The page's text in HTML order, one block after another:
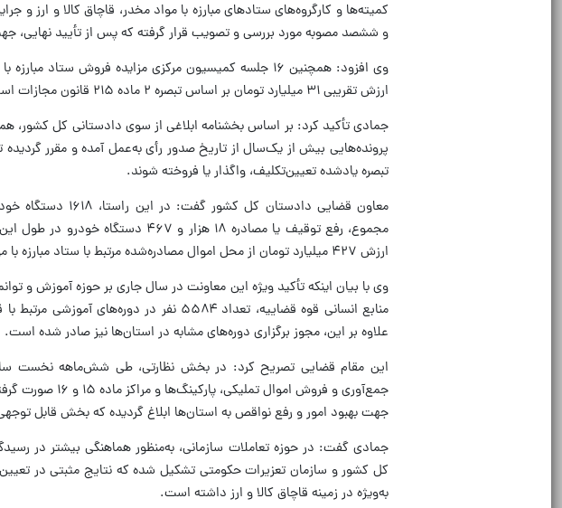
کمیته‌ها و کارگروه‌های ستادهای مبارزه با مواد مخدر، قاچاق کالا و ارز
و ششصد مصوبه مورد بررسی و تصویب قرار گرفته که پس از تأیید نهایی،
ارزش تقریبی ۳۱ میلیارد تومان بر اساس تبصره ۲ ماده ۲۱۵ قانون مجازات اسلامی به فروش رسیده است.
جمادی تأکید کرد: بر اساس بخشنامه ابلاغی از سوی دادستانی کل
پرونده‌هایی بیش از یک‌سال از تاریخ صدور رأی به‌عمل آمده و مقرر
تبصره یادشده تعیین‌تکلیف، واگذار یا فروخته شوند.
معاون قضایی
مجموع، رفع توقیف یا مصادره ۱۸
ارزش ۴۲۷ میلیارد تومان از محل اموال مصادره‌شده مرتبط با ستاد مبارزه با مواد مخدر به فروش رسیده است.
وی با بیان اینکه تأکید ویژه این معاونت در سال جاری بر حوزه آموزش و
منابع انسانی قوه قضاییه، تعداد ۵۵۸۴ نفر
علاوه بر این، مجوز برگزاری دوره‌های مشابه در استان‌ها نیز صادر شده است.
جهت بهبود امور و رفع نواقص به استان‌ها ابلاغ گردیده که بخش قابل
جمادی گفت: در حوزه تعاملات سازمانی، به‌منظور هماهنگی بیشتر در
کل کشور و سازمان تعزیرات حکومتی تشکیل شده که نتایج مثبتی در
به‌ویژه در زمینه قاچاق کالا و ارز داشته است.